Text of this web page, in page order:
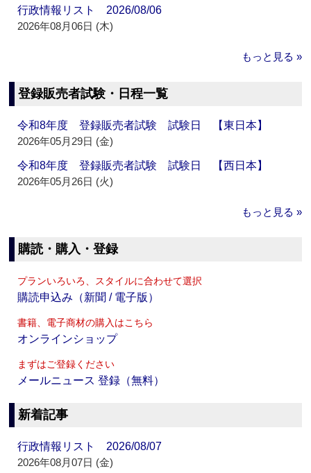
行政情報リスト 2026/08/06
2026年08月06日 (木)
もっと見る »
登録販売者試験・日程一覧
令和8年度 登録販売者試験 試験日 【東日本】
2026年05月29日 (金)
令和8年度 登録販売者試験 試験日 【西日本】
2026年05月26日 (火)
もっと見る »
購読・購入・登録
プランいろいろ、スタイルに合わせて選択
購読申込み（新聞 / 電子版）
書籍、電子商材の購入はこちら
オンラインショップ
まずはご登録ください
メールニュース 登録（無料）
新着記事
行政情報リスト 2026/08/07
2026年08月07日 (金)